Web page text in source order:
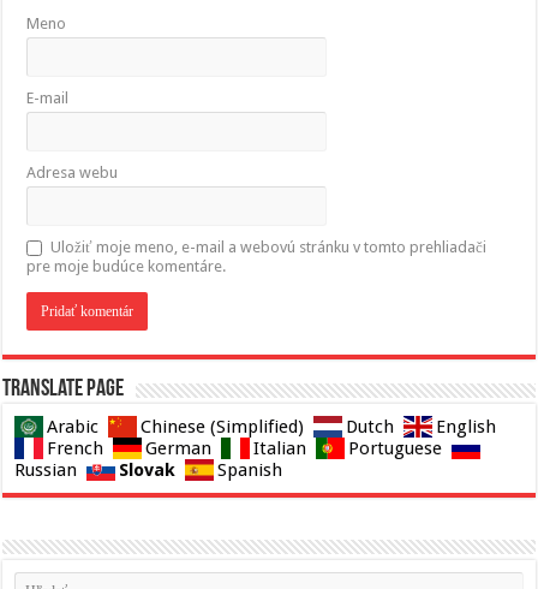
Meno
E-mail
Adresa webu
Uložiť moje meno, e-mail a webovú stránku v tomto prehliadači
pre moje budúce komentáre.
Translate page
Arabic Chinese (Simplified) Dutch
English
French
German Italian
Portuguese
Russian
Slovak Spanish